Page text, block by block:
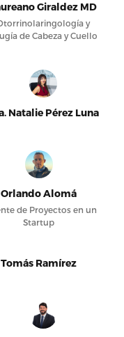
Giraldez MD
y
de Cabeza y Cuello
Natalie Pérez Luna
Orlando Alomá
de Proyectos en un
Startup
Tomás Ramírez